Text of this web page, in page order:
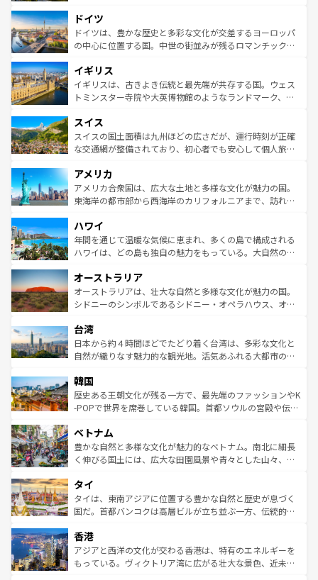
の城塞都市、穏やかなビーチリゾートまで多彩な表情を見
せる。地方によって風土や気候が異なるスペインはその個
性で訪れる人を魅了する。 なお、新着のスペイン情報はコ
で、幅広い魅力が詰まっている。華麗な宮殿、歴史的な大
聖堂、美しいビーチ、そして豊かな自然が、訪れる者を心
から魅了する。また、フランスは美食の国としても知ら
いる。シャンパンの発祥地であるランス、プロヴァンスの
香り高いラベンダー畑など、多彩な楽しみ方が可能だ。さ
らに、パリ以外の地域にも魅力が溢れており、どの街角に
れる地方に足を運ぶとそれぞれで全く異なる文化を体験で
きるだろう。 なお、新着のフランス情報はコンテンツ一覧
を参照してほしい。
ドイツ
ドイツは、豊かな歴史と多彩な文化が交差するヨーロッパ
の中心に位置する国。中世の街並みが残るロマンチック街
顔を持つこの国は、どこを歩いても飽きることがない。ベ
ルリンの文化的活気、バイエルン州のアルプスの絶景、そ
してライン川沿いのワイン畑といった風景は必見。ビール
は、お酒好きな人にはぜひ体験してほしい。 なお、新着の
ドイツ情報はコンテンツ一覧を参照してほしい。
イギリス
イギリスは、古きよき伝統と最先端が共存する国。ウェス
トミンスター寺院や大英博物館のようなランドマーク、歴
リアごとに異なる魅力がある。また、優雅なアフタヌーン
ティー、ビール好きにはたまらない英国パブ、サッカー観
戦など、本場だからこそできる体験も豊富。イギリスを旅
ンツ一覧を参照してほしい。
スイス
スイスの国土面積は九州ほどの広さだが、運行時刻が正確
な交通網が整備されており、初心者でも安心して個人旅行
の建物がそのまま残る町や、スイスならではのユニークな
博物館もあり、アルプス観光だけでなく町歩きも満喫する
ことができる。国民の所得が高いため物価も高いが、旅行
ば市内交通費無料で観光を楽しむこともできる。 なお、新
着のスイス情報はコンテンツ一覧 を参照してほしい。
アメリカ
アメリカ合衆国は、広大な土地と多様な文化が魅力の国。
東海岸の都市部から西海岸のカリフォルニアまで、訪れる
のような巨大都市は、観光、ショッピング、エンターテイ
ンメントが詰まった刺激的なスポットだ。一方、アメリカ
西部には大自然が広がり、グランドキャニオンやイエロー
部のニューオーリンズでは、音楽と美食が融合した独特の
文化が魅力。旅行者はアメリカの各地域で異なる魅力を楽
しみながら、その多様性と豊かな歴史を感じることができ
ならではの贅沢な旅のスタイルだ。 なお、新着のアメリカ
情報はコンテンツ一覧を参照してほしい。
ハワイ
年間を通じて温暖な気候に恵まれ、多くの島で構成される
ハワイは、どの島も独自の魅力をもっている。大自然の神
ワイ島は見逃せない。また、定番の観光地といえばオアフ
島だが、静かな自然を求めるならマウイ島やカウアイ島が
おすすめ。エメラルドグリーンに輝く海をはじめ、豊かな
れるおもてなしの心で訪れる人々を迎えてくれるハワイの
人々、おいしいローカルフードやハワイアンミュージッ
ク、伝統的なフラダンスなど、すべてがハワイの魅力を彩
ワイを、存分に味わってほしい。 なお、新着のハワイ情報
はコンテンツ一覧を参照してほしい。
オーストラリア
オーストラリアは、壮大な自然と多様な文化が魅力の国。
シドニーのシンボルであるシドニー・オペラハウス、オー
リアリーフや大陸中央部にそびえるウルル（エアーズロッ
ク）、タスマニアの美しい原生林やケアンズの熱帯雨林な
ど、見どころがたくさん。また、カフェやワイン、オージ
いる。アクティビティも充実しており、サーフィンやダイ
ビング、ハイキングなど、アウトドア好きにはたまらな
い。オーストラリアの多彩な魅力を存分に味わいつくそ
参照してほしい。
台湾
日本から約４時間ほどでたどり着く台湾は、多彩な文化と
自然が織りなす魅力的な観光地。活気あふれる大都市の台
ン）、静ひつな山岳地帯である台湾東部など、都市の喧騒
と山間の静けさが共存しており、訪れる人に新しい発見と
驚きをもたらしてくれる。また、奥深い台湾の食文化も魅
容にもいいと評判のスイーツなど、バラエティ豊かな料理
が味わえる。 なお、新着の台湾情報は コンテンツ一覧を参
照してほしい。
韓国
歴史ある王朝文化が残る一方で、最先端のファッションやK
-POPで世界を席巻している韓国。首都ソウルの宮殿や伝統
き、地方に足を延ばせば四季折々の自然美を楽しむことが
できる。そして、キムチや焼肉、絶品のストリートフード
まで、さまざまな韓国料理が待っている。夜には、韓国な
リティに包まれながら、韓国の多彩な魅力を心ゆくまで味
わってみてほしい。 なお、新着の韓国情報はコンテンツ一
覧を参照してほしい。
ベトナム
豊かな自然と多様な文化が魅力的なベトナム。南北に細長
く伸びる国土には、広大な田園風景や青々とした山々、世
急速な発展と共に伝統が息づく。ハノイの古い町並みやホ
ーチミン市のフランス統治時代の建物も、独特の雰囲気を
醸し出している。また、バラエティの豊かさとおいしさで
とつ。フォーやバインミー、ベトナムコーヒーなどは、ぜ
ひ現地で味わいたい。どの地域を訪れてもあたたかい人々
が旅行者を迎えてくれるので、きっと忘れられない旅にな
タイ
タイは、東南アジアに位置する豊かな自然と歴史が息づく
国だ。首都バンコクは高層ビルが立ち並ぶ一方、伝統的な
の活気が交差している。北部ではチェンマイなどの山岳地
帯で自然と触れ合い、南部ではプーケットやクラビの美し
いビーチでリゾート気分を楽しむことができる。タイ料理
香港
アジアと西洋の文化が交わる香港は、特有のエネルギーを
もっている。ヴィクトリア湾に広がる壮大な景色、近未来